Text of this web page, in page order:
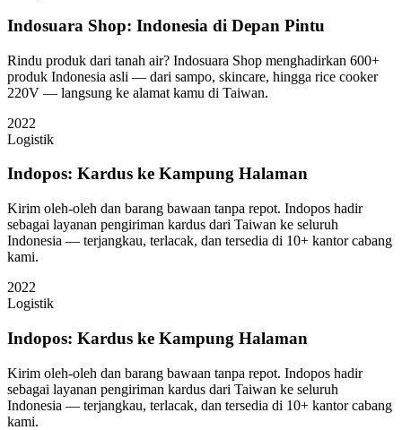
Indosuara Shop: Indonesia di Depan Pintu
Rindu produk dari tanah air? Indosuara Shop menghadirkan 600+
produk Indonesia asli — dari sampo, skincare, hingga rice cooker
220V — langsung ke alamat kamu di Taiwan.
2022
Logistik
Indopos: Kardus ke Kampung Halaman
Kirim oleh-oleh dan barang bawaan tanpa repot. Indopos hadir
sebagai layanan pengiriman kardus dari Taiwan ke seluruh
Indonesia — terjangkau, terlacak, dan tersedia di 10+ kantor cabang
kami.
2022
Logistik
Indopos: Kardus ke Kampung Halaman
Kirim oleh-oleh dan barang bawaan tanpa repot. Indopos hadir
sebagai layanan pengiriman kardus dari Taiwan ke seluruh
Indonesia — terjangkau, terlacak, dan tersedia di 10+ kantor cabang
kami.